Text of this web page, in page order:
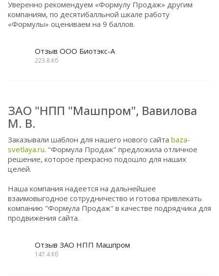
Уверенно рекомендуем «Формулу Продаж» другим
компаниям, по десятибалльной шкале работу
«Формулы» оцениваем на 9 баллов.
Отзыв ООО Биотэкс-А
223.8 Кб
ЗАО "НПП "Машпром", Вавилова
М. В.
Заказывали шаблон для нашего нового сайта baza-
svetlaya.ru. "Формула Продаж" предложила отличное
решение, которое прекрасно подошло для наших
целей.
Наша компания надеется на дальнейшее
взаимовыгодное сотрудничество и готова привлекать
компанию "Формула Продаж" в качестве подрядчика для
продвижения сайта.
Отзыв ЗАО НПП Машпром
147.4 Кб